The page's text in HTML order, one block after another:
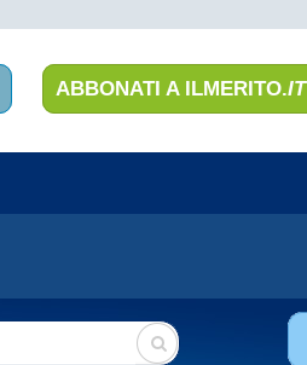
ABBONATI A ILMERITO.IT